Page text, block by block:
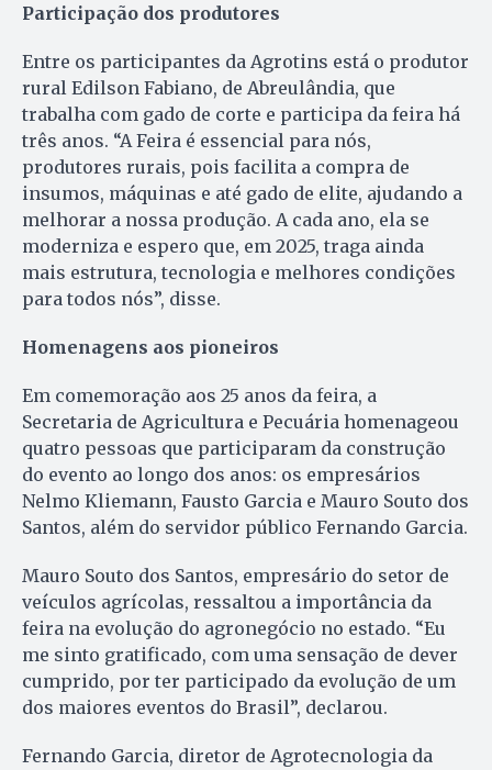
Participação dos produtores
Entre os participantes da Agrotins está o produtor
rural Edilson Fabiano, de Abreulândia, que
trabalha com gado de corte e participa da feira há
três anos. “A Feira é essencial para nós,
produtores rurais, pois facilita a compra de
insumos, máquinas e até gado de elite, ajudando a
melhorar a nossa produção. A cada ano, ela se
moderniza e espero que, em 2025, traga ainda
mais estrutura, tecnologia e melhores condições
para todos nós”, disse.
Homenagens aos pioneiros
Em comemoração aos 25 anos da feira, a
Secretaria de Agricultura e Pecuária homenageou
quatro pessoas que participaram da construção
do evento ao longo dos anos: os empresários
Nelmo Kliemann, Fausto Garcia e Mauro Souto dos
Santos, além do servidor público Fernando Garcia.
Mauro Souto dos Santos, empresário do setor de
veículos agrícolas, ressaltou a importância da
feira na evolução do agronegócio no estado. “Eu
me sinto gratificado, com uma sensação de dever
cumprido, por ter participado da evolução de um
dos maiores eventos do Brasil”, declarou.
Fernando Garcia, diretor de Agrotecnologia da